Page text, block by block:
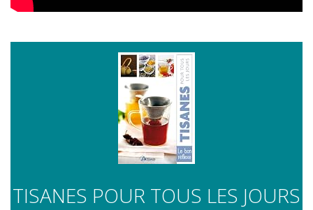
TISANES POUR TOUS LES JOURS